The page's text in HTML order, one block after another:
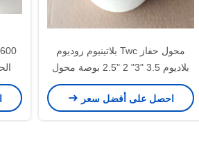
محول حفاز Twc بلاتينيوم روديوم
بلاديوم 3.5 "3" 2 "2.5 بوصة محول
حفاز 200 خلية
احصل على أفضل سعر